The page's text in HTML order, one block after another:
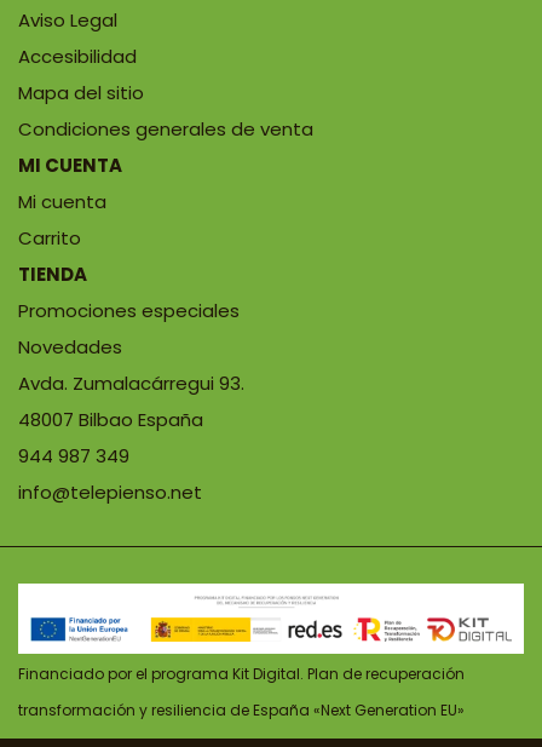
Aviso Legal
Accesibilidad
Mapa del sitio
Condiciones generales de venta
MI CUENTA
Mi cuenta
Carrito
TIENDA
Promociones especiales
Novedades
Avda. Zumalacárregui 93.
48007 Bilbao España
944 987 349
info@telepienso.net
Financiado por el programa Kit Digital. Plan de recuperación
transformación y resiliencia de España «Next Generation EU»